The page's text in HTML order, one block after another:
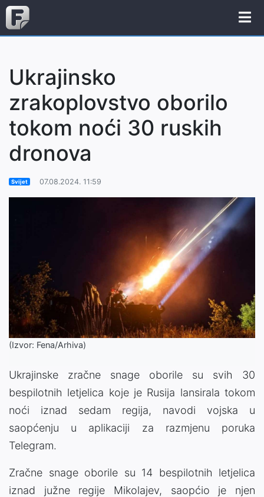
Ukrajinsko
zrakoplovstvo oborilo
tokom noći 30 ruskih
dronova
Svijet 07.08.2024. 11:59
(Izvor: Fena/Arhiva)
Ukrajinske zračne snage oborile su svih 30
bespilotnih letjelica koje je Rusija lansirala tokom
noći iznad sedam regija, navodi vojska u
saopćenju u aplikaciji za razmjenu poruka
Telegram.
Zračne snage oborile su 14 bespilotnih letjelica
iznad južne regije Mikolajev, saopćio je njen